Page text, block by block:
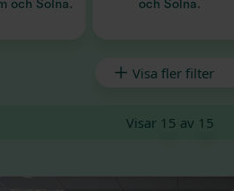
och Solna.
och Solna.
Visa fler filter
Visar 15 av 15